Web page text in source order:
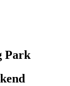
Park